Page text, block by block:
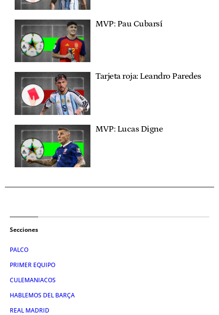
MVP: Pau Cubarsí
Tarjeta roja: Leandro Paredes
MVP: Lucas Digne
Secciones
PALCO
PRIMER EQUIPO
CULEMANIACOS
HABLEMOS DEL BARÇA
REAL MADRID